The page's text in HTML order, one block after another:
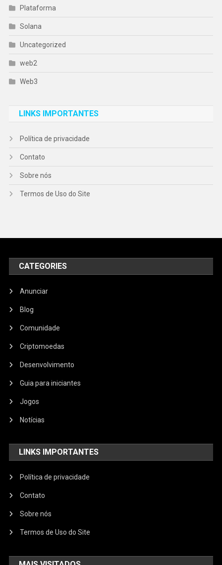
Plataforma
Solana
Uncategorized
web2
Web3
LINKS IMPORTANTES
Política de privacidade
Contato
Sobre nós
Termos de Uso do Site
CATEGORIES
Anunciar
Blog
Comunidade
Criptomoedas
Desenvolvimento
Guia para iniciantes
Jogos
Notícias
LINKS IMPORTANTES
Política de privacidade
Contato
Sobre nós
Termos de Uso do Site